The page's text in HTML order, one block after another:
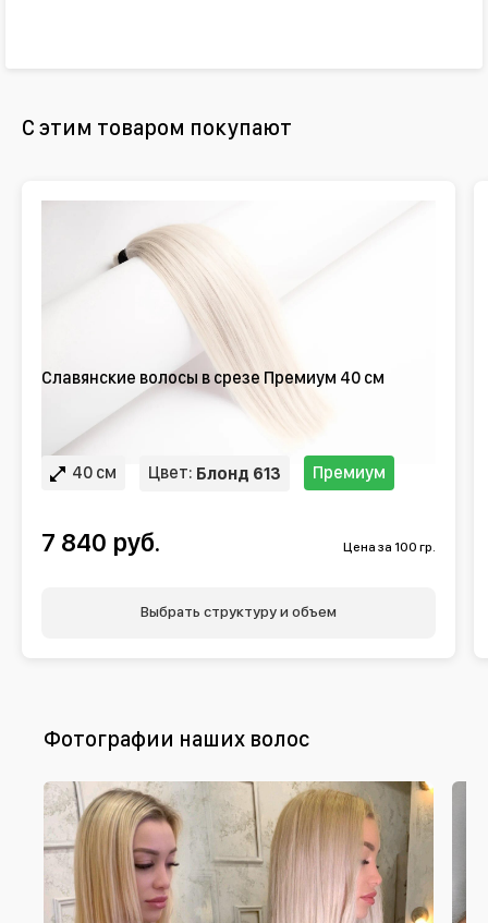
С этим товаром покупают
Славянские волосы в срезе Премиум 40 см
40 см Цвет: Блонд 613 Премиум
7 840 руб. Цена за 100 гр.
Выбрать структуру и объем
Фотографии наших волос